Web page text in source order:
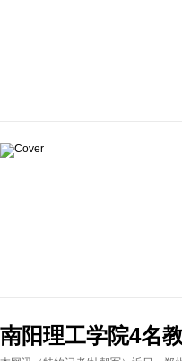
南阳理工学院4名